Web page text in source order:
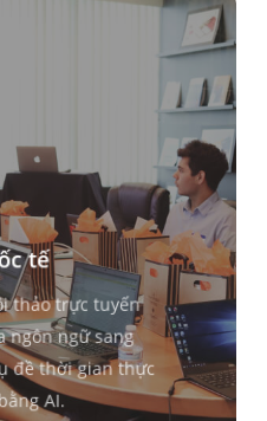
tế
thảo trực tuyến
ngôn ngữ sang
đề thời gian thực
AI.